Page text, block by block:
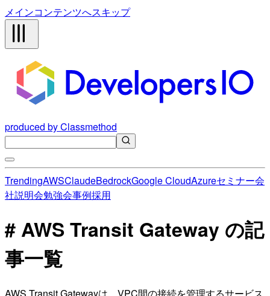
メインコンテンツへスキップ
produced by Classmethod
TrendingAWSClaudeBedrockGoogle CloudAzureセミナー会
社説明会勉強会事例採用
# AWS Transit Gateway の記
事一覧
AWS Transit Gatewayは、VPC間の接続を管理するサービス